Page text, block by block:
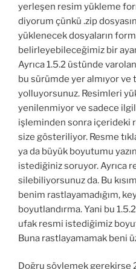
yerleşen resim yükleme
diyorum çünkü .zip
yüklenecek dosyaların
belirleyebileceğimiz bir ayar
Ayrıca 1.5.2 üstünde
bu sürümde yer almıyor
yolluyorsunuz. Resimleri
yenilenmiyor ve sadece
işleminden sonra içerideki
size gösteriliyor. Resme
ya da büyük boyutumu
istediğiniz soruyor. Ayrıca
silebiliyorsunuz da. Bu
benim rastlayamadığım,
boyutlandırma. Yani bu
ufak resmi istediğimiz
Buna rastlayamamak beni
Doğru söylemek gerekirse